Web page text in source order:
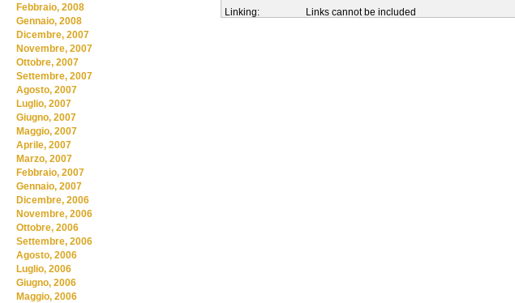
Linking:
Links cannot be included
Febbraio, 2008
Gennaio, 2008
Dicembre, 2007
Novembre, 2007
Ottobre, 2007
Settembre, 2007
Agosto, 2007
Luglio, 2007
Giugno, 2007
Maggio, 2007
Aprile, 2007
Marzo, 2007
Febbraio, 2007
Gennaio, 2007
Dicembre, 2006
Novembre, 2006
Ottobre, 2006
Settembre, 2006
Agosto, 2006
Luglio, 2006
Giugno, 2006
Maggio, 2006